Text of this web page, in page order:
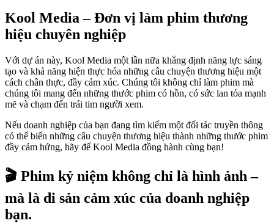
Kool Media – Đơn vị làm phim thương
hiệu chuyên nghiệp
Với dự án này, Kool Media một lần nữa khẳng định năng lực sáng
tạo và khả năng hiện thực hóa những câu chuyện thương hiệu một
cách chân thực, đầy cảm xúc. Chúng tôi không chỉ làm phim mà
chúng tôi mang đến những thước phim có hồn, có sức lan tỏa mạnh
mẽ và chạm đến trái tim người xem.
Nếu doanh nghiệp của bạn đang tìm kiếm một đối tác truyền thông
có thể biến những câu chuyện thương hiệu thành những thước phim
đầy cảm hứng, hãy để Kool Media đồng hành cùng bạn!
🎬 Phim kỷ niệm không chỉ là hình ảnh –
mà là di sản cảm xúc của doanh nghiệp
bạn.